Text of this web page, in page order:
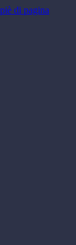
di pagina